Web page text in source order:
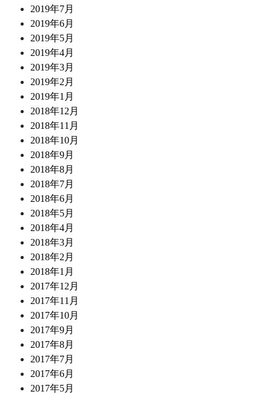
2019年7月
2019年6月
2019年5月
2019年4月
2019年3月
2019年2月
2019年1月
2018年12月
2018年11月
2018年10月
2018年9月
2018年8月
2018年7月
2018年6月
2018年5月
2018年4月
2018年3月
2018年2月
2018年1月
2017年12月
2017年11月
2017年10月
2017年9月
2017年8月
2017年7月
2017年6月
2017年5月